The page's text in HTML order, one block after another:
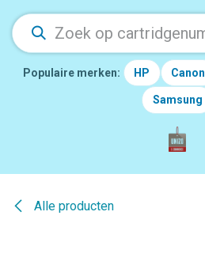
Populaire merken: HP Canon
Samsung
Alle producten